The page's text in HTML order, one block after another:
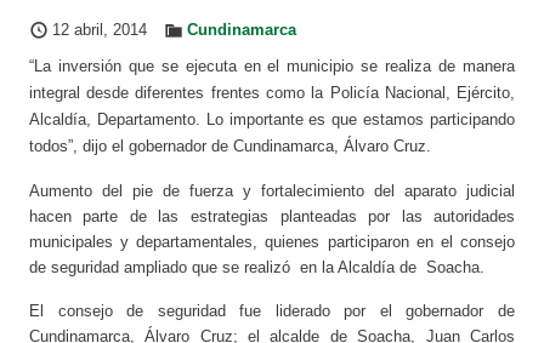
12 abril, 2014 Cundinamarca
“La inversión que se ejecuta en el municipio se realiza de manera
integral desde diferentes frentes como la Policía Nacional, Ejército,
Alcaldía, Departamento. Lo importante es que estamos participando
todos”, dijo el gobernador de Cundinamarca, Álvaro Cruz.
Aumento del pie de fuerza y fortalecimiento del aparato judicial
hacen parte de las estrategias planteadas por las autoridades
municipales y departamentales, quienes participaron en el consejo
de seguridad ampliado que se realizó en la Alcaldía de Soacha.
El consejo de seguridad fue liderado por el gobernador de
Cundinamarca, Álvaro Cruz; el alcalde de Soacha, Juan Carlos